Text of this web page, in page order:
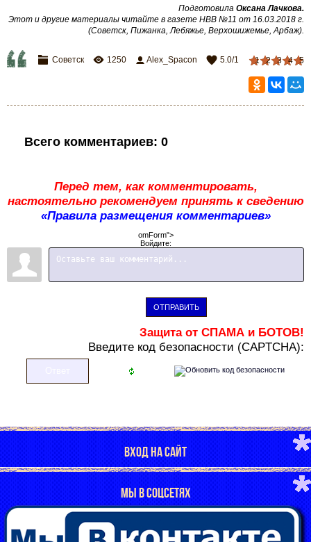
Подготовила Оксана Лачкова.
Этот и другие материалы читайте в газете НВВ №11 от 16.03.2018 г.
(Советск, Пижанка, Лебяжье, Верхошижемье, Арбаж).
1 2 3 4 5
Советск 1250 Alex_Spacon 5.0/1
Всего комментариев: 0
Перед тем, как комментировать,
настоятельно рекомендуем принять к сведению
«Правила размещения комментариев»
omForm">
Войдите:
ОТПРАВИТЬ
Защита от СПАМА и БОТОВ!
Введите код безопасности (CAPTCHA):
ВХОД НА САЙТ
МЫ В СОЦСЕТЯХ